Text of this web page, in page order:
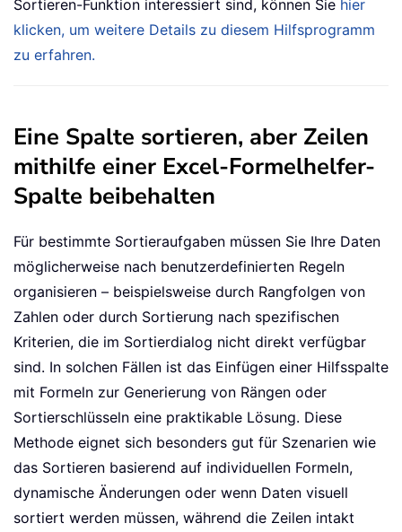
Sortieren-Funktion interessiert sind, können Sie hier
klicken, um weitere Details zu diesem Hilfsprogramm
zu erfahren.
Eine Spalte sortieren, aber Zeilen
mithilfe einer Excel-Formelhelfer-
Spalte beibehalten
Für bestimmte Sortieraufgaben müssen Sie Ihre Daten
möglicherweise nach benutzerdefinierten Regeln
organisieren – beispielsweise durch Rangfolgen von
Zahlen oder durch Sortierung nach spezifischen
Kriterien, die im Sortierdialog nicht direkt verfügbar
sind. In solchen Fällen ist das Einfügen einer Hilfsspalte
mit Formeln zur Generierung von Rängen oder
Sortierschlüsseln eine praktikable Lösung. Diese
Methode eignet sich besonders gut für Szenarien wie
das Sortieren basierend auf individuellen Formeln,
dynamische Änderungen oder wenn Daten visuell
sortiert werden müssen, während die Zeilen intakt